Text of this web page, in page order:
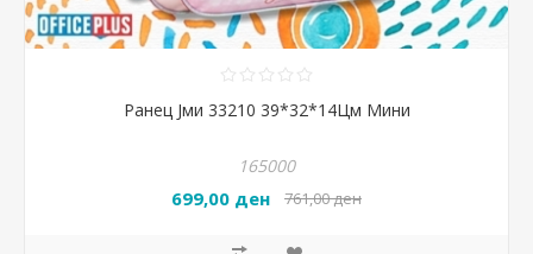
Ранец Јми 33210 39*32*14Цм Мини
165000
699,00 ден 761,00 ден